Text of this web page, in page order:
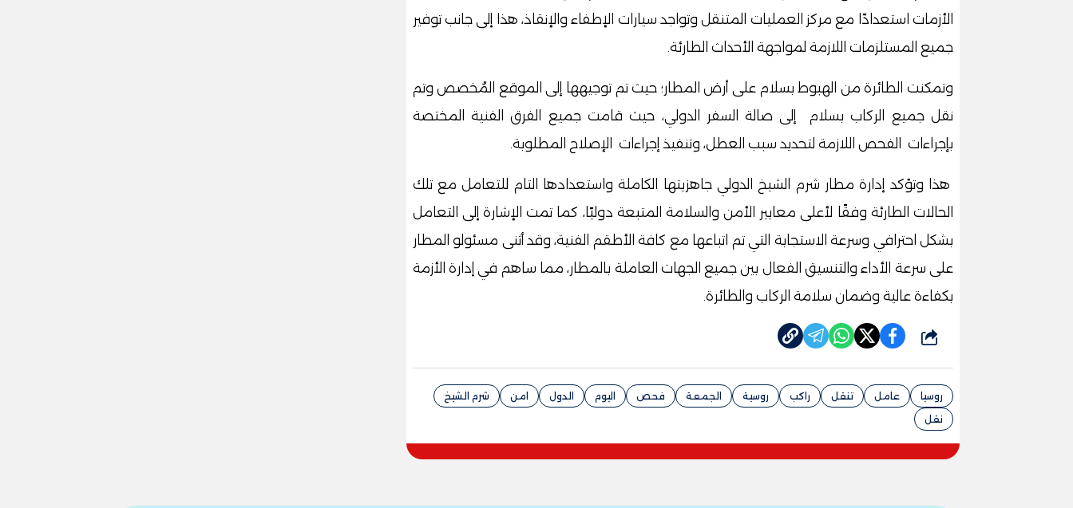
الأزمات استعدادًا مع مركز العمليات المتنقل وتواجد سيارات الإطفاء والإنقاذ، هذا إلى جانب توفير
جميع المستلزمات اللازمة لمواجهة الأحداث الطارئة.
وتمكنت الطائرة من الهبوط بسلام على أرض المطار؛ حيث تم توجيهها إلى الموقع المُخصص وتم
نقل جميع الركاب بسلام إلى صالة السفر الدولي، حيث قامت جميع الفرق الفنية المختصة
بإجراءات الفحص اللازمة لتحديد سبب العطل، وتنفيذ إجراءات الإصلاح المطلوبة.
هذا وتؤكد إدارة مطار شرم الشيخ الدولي جاهزيتها الكاملة واستعدادها التام للتعامل مع تلك
الحالات الطارئة وفقًا لأعلى معايير الأمن والسلامة المتبعة دوليًا، كما تمت الإشارة إلى التعامل
بشكل احترافي وسرعة الاستجابة التي تم اتباعها مع كافة الأطقم الفنية، وقد أثنى مسئولو المطار
على سرعة الأداء والتنسيق الفعال بين جميع الجهات العاملة بالمطار، مما ساهم في إدارة الأزمة
بكفاءة عالية وضمان سلامة الركاب والطائرة.
شارك
روسيا عامل تنقل راكب روسية الجمعة فحص اليوم الدول امن
شرم الشيخ
نقل